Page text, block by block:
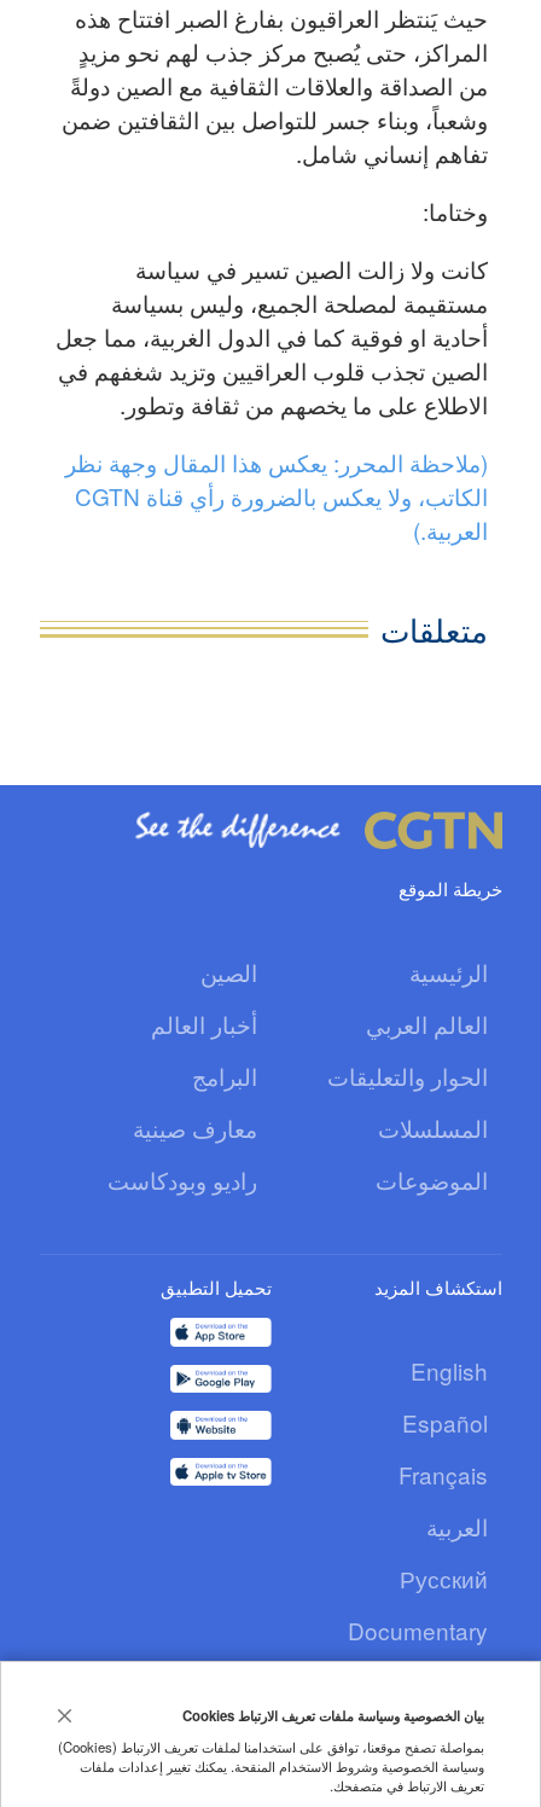
حيث يَنتظر العراقيون بفارغ الصبر افتتاح هذه
المراكز، حتى يُصبح مركز جذب لهم نحو مزيدٍ
من الصداقة والعلاقات الثقافية مع الصين دولةً
وشعباً، وبناء جسر للتواصل بين الثقافتين ضمن
تفاهم إنساني شامل.
وختاما:
كانت ولا زالت الصين تسير في سياسة
مستقيمة لمصلحة الجميع، وليس بسياسة
أحادية او فوقية كما في الدول الغربية، مما جعل
الصين تجذب قلوب العراقيين وتزيد شغفهم في
الاطلاع على ما يخصهم من ثقافة وتطور.
(ملاحظة المحرر: يعكس هذا المقال وجهة نظر
الكاتب، ولا يعكس بالضرورة رأي قناة CGTN
العربية.)
متعلقات
خريطة الموقع
الرئيسية
الصين
العالم العربي
أخبار العالم
الحوار والتعليقات
البرامج
المسلسلات
معارف صينية
الموضوعات
راديو وبودكاست
استكشاف المزيد
English
Español
Français
العربية
Русский
Documentary
تحميل التطبيق
Copyright © 2020 CGTN. Beijing ICP prepared NO.16065310-3
بيان الخصوصية وسياسة ملفات تعريف الارتباط Cookies
بمواصلة تصفح موقعنا، توافق على استخدامنا لملفات تعريف الارتباط (Cookies)
وسياسة الخصوصية وشروط الاستخدام المنقحة. يمكنك تغيير إعدادات ملفات
تعريف الارتباط في متصفحك.